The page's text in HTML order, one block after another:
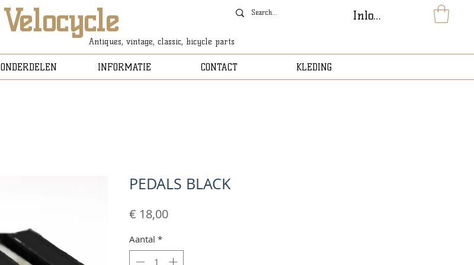
Velocycle
Antiques, vintage, classic, bicycle parts
Inloggen
ONDERDELEN INFORMATIE CONTACT KLEDING
PEDALS BLACK
€ 18,00Prijs
Aantal *